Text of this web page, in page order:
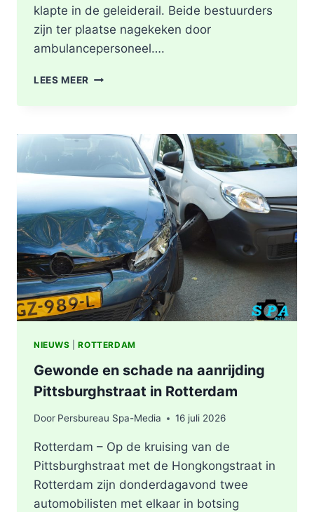
klapte in de geleiderail. Beide bestuurders
zijn ter plaatse nagekeken door
ambulancepersoneel….
LEES MEER HOOFDRIJBAAN
AFGESLOTEN
NA
ZWAAR
ONGEVAL,
BESTUURDER
AANGEHOUDEN
NIEUWS |ROTTERDAM
Gewonde en schade na aanrijding
Pittsburghstraat in Rotterdam
Door Persbureau Spa-Media 16 juli 2026
Rotterdam – Op de kruising van de
Pittsburghstraat met de Hongkongstraat in
Rotterdam zijn donderdagavond twee
automobilisten met elkaar in botsing